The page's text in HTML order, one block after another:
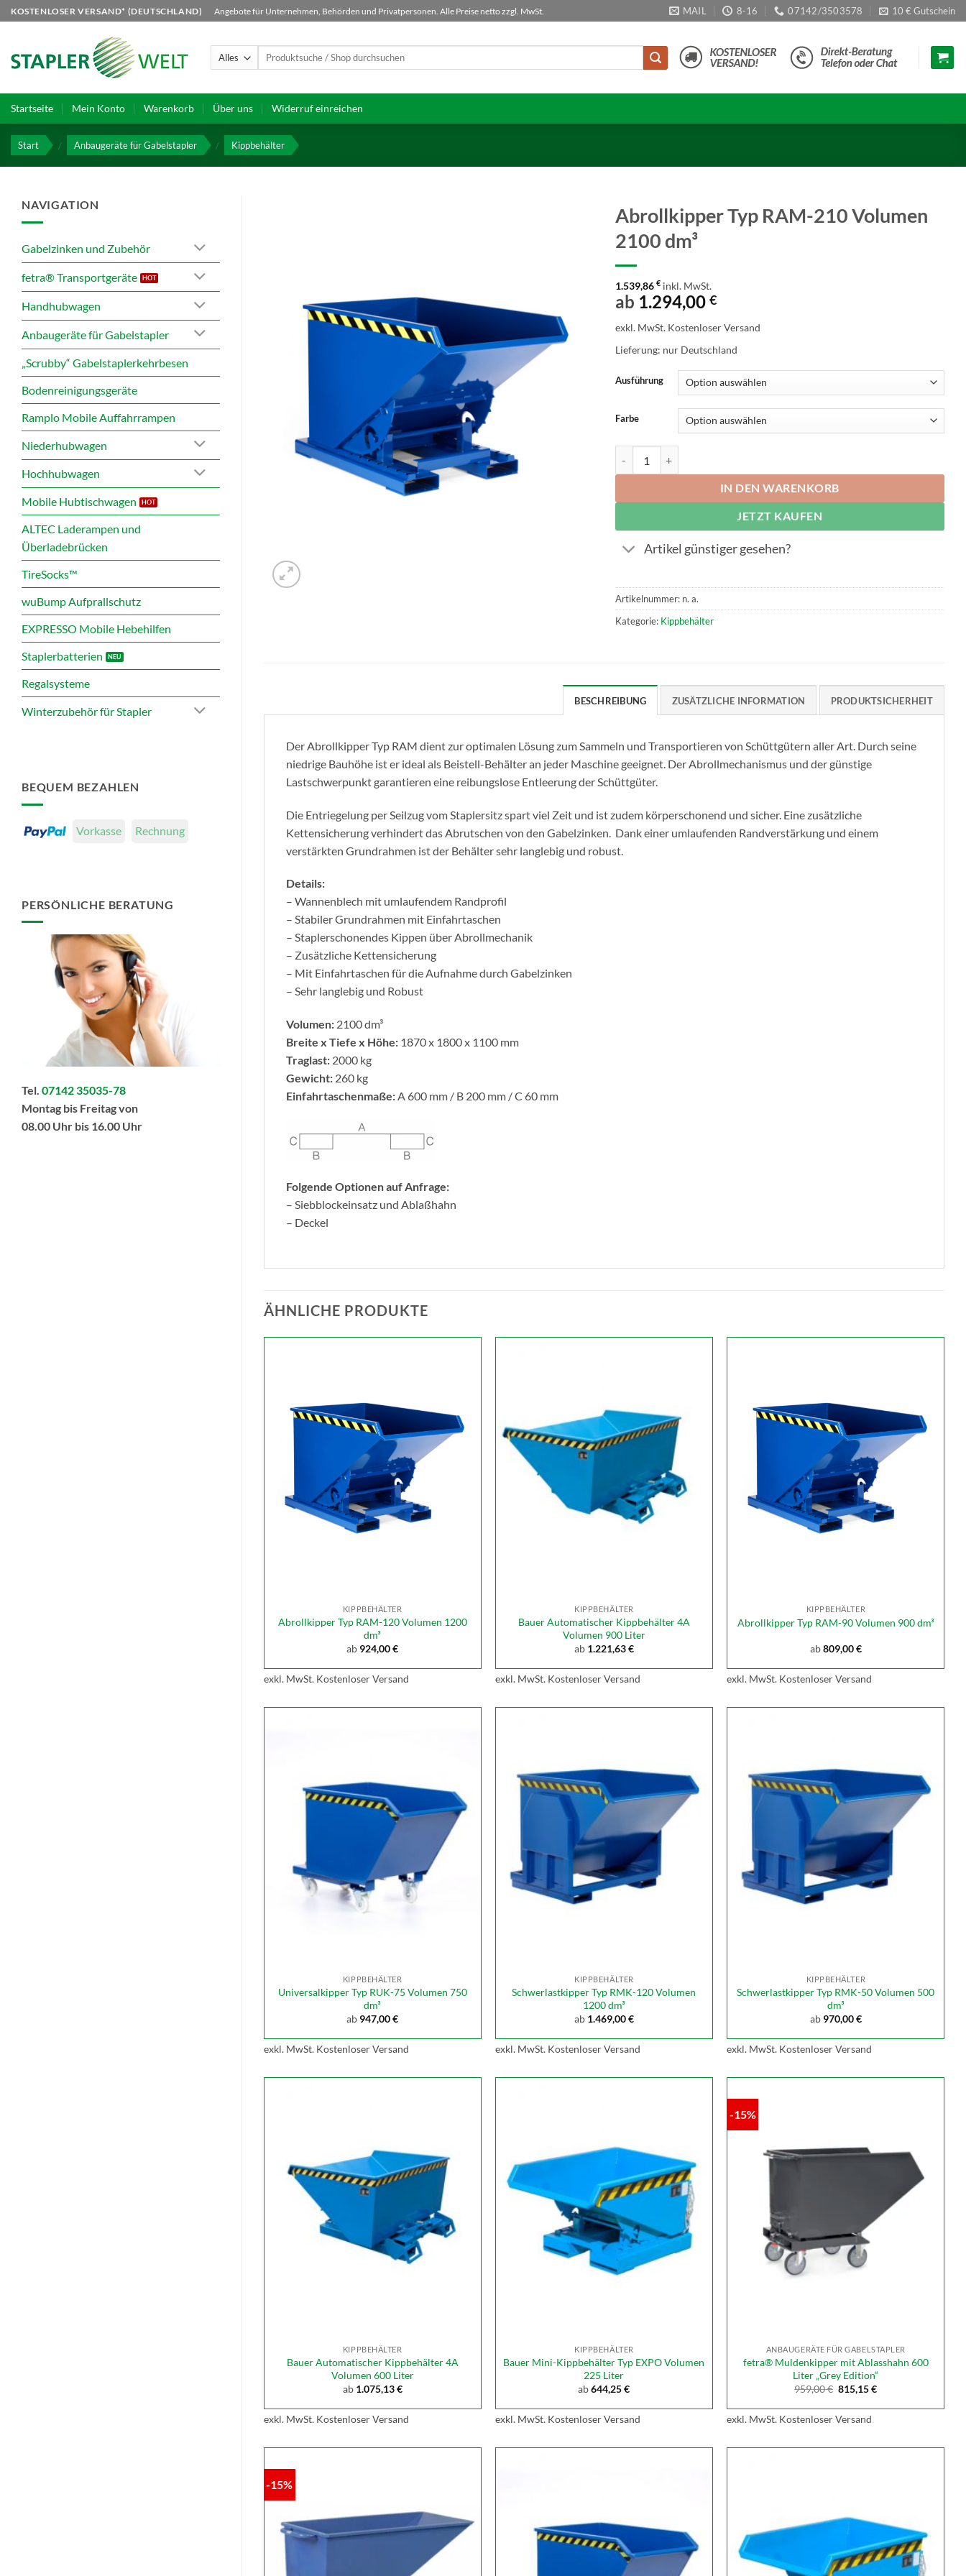
Zum
Inhalt
KOSTENLOSER VERSAND* (DEUTSCHLAND) Angebote für Unternehmen, Behörden und Privatpersonen. Alle Preise netto zzgl. MwSt. MAIL 8-16 07142/3503578 10 € Gutschein
Suchen
Startseite Mein Konto Warenkorb Über uns Widerruf einreichen
Start / Anbaugeräte für Gabelstapler / Kippbehälter
NAVIGATION
Gabelzinken und Zubehör
fetra® Transportgeräte
Handhubwagen
Anbaugeräte für Gabelstapler
„Scrubby“ Gabelstaplerkehrbesen
Bodenreinigungsgeräte
Ramplo Mobile Auffahrrampen
Niederhubwagen
Hochhubwagen
Mobile Hubtischwagen
ALTEC Laderampen und
Überladebrücken
TireSocks™
wuBump Aufprallschutz
EXPRESSO Mobile Hebehilfen
Staplerbatterien
Regalsysteme
Winterzubehör für Stapler
BEQUEM BEZAHLEN
Vorkasse Rechnung
PERSÖNLICHE BERATUNG
Tel. 07142 35035-78
Montag bis Freitag von
08.00 Uhr bis 16.00 Uhr
Abrollkipper Typ RAM-210 Volumen
2100 dm³
1.539,86 €inkl. MwSt.
ab 1.294,00 €
exkl. MwSt. Kostenloser Versand
Lieferung: nur Deutschland
Ausführung
Farbe
IN DEN WARENKORB
JETZT KAUFEN
Artikel günstiger gesehen?
Artikelnummer: n. a.
Kategorie: Kippbehälter
BESCHREIBUNG ZUSÄTZLICHE INFORMATION PRODUKTSICHERHEIT
Der Abrollkipper Typ RAM dient zur optimalen Lösung zum Sammeln und Transportieren von Schüttgütern aller Art. Durch seine
niedrige Bauhöhe ist er ideal als Beistell-Behälter an jeder Maschine geeignet. Der Abrollmechanismus und der günstige
Lastschwerpunkt garantieren eine reibungslose Entleerung der Schüttgüter.
Die Entriegelung per Seilzug vom Staplersitz spart viel Zeit und ist zudem körperschonend und sicher. Eine zusätzliche
Kettensicherung verhindert das Abrutschen von den Gabelzinken. Dank einer umlaufenden Randverstärkung und einem
verstärkten Grundrahmen ist der Behälter sehr langlebig und robust.
Details:
– Wannenblech mit umlaufendem Randprofil
– Stabiler Grundrahmen mit Einfahrtaschen
– Staplerschonendes Kippen über Abrollmechanik
– Zusätzliche Kettensicherung
– Mit Einfahrtaschen für die Aufnahme durch Gabelzinken
– Sehr langlebig und Robust
Volumen: 2100 dm³
Breite x Tiefe x Höhe: 1870 x 1800 x 1100 mm
Traglast: 2000 kg
Gewicht: 260 kg
Einfahrtaschenmaße:A 600 mm / B 200 mm / C 60 mm
Folgende Optionen auf Anfrage:
– Siebblockeinsatz und Ablaßhahn
– Deckel
ÄHNLICHE PRODUKTE
KIPPBEHÄLTER
Abrollkipper Typ RAM-120 Volumen 1200
dm³
ab 924,00€
exkl. MwSt. Kostenloser Versand
KIPPBEHÄLTER
Bauer Automatischer Kippbehälter 4A
Volumen 900 Liter
ab 1.221,63€
exkl. MwSt. Kostenloser Versand
KIPPBEHÄLTER
Abrollkipper Typ RAM-90 Volumen 900 dm³
ab809,00€
exkl. MwSt. Kostenloser Versand
KIPPBEHÄLTER
Universalkipper Typ RUK-75 Volumen 750
dm³
ab 947,00€
exkl. MwSt. Kostenloser Versand
KIPPBEHÄLTER
Schwerlastkipper Typ RMK-120 Volumen
1200 dm³
ab 1.469,00€
exkl. MwSt. Kostenloser Versand
KIPPBEHÄLTER
Schwerlastkipper Typ RMK-50 Volumen 500
dm³
ab 970,00€
exkl. MwSt. Kostenloser Versand
KIPPBEHÄLTER
Bauer Automatischer Kippbehälter 4A
Volumen 600 Liter
ab 1.075,13€
exkl. MwSt. Kostenloser Versand
KIPPBEHÄLTER
Bauer Mini-Kippbehälter Typ EXPO Volumen
225 Liter
ab644,25€
exkl. MwSt. Kostenloser Versand
-15%
ANBAUGERÄTE FÜR GABELSTAPLER
fetra® Muldenkipper mit Ablasshahn 600
Liter „Grey Edition“
959,00€ Ursprünglicher
Preis
war:
959,00 €
815,15€Aktueller
ist:
exkl. MwSt. Kostenloser Versand
-15%